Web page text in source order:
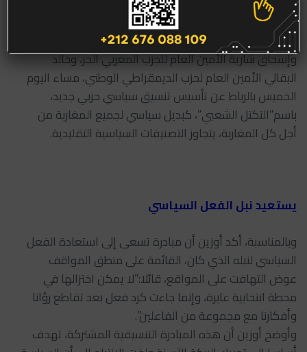
صليحة بجراف
أعلن كل من محمد أوزين الأمين العام لحزب الحركة الشعبية،
وإسحاق شارية الأمين العام للحزب المغربي الحر، وخالد
البقالي الأمين العام لحزب الديمقراطي الوطني، مساء اليوم
الخميس بالرباط عن تأسيس تنسيق سياسي حزبي جديد،
باسم”التكتل الشعبي”، كبديل سياسي لجميع المغاربة من
أجل كل المغاربة، يتجاوز التصنيفات السياسية التقليدية.
يستعيد نبل الفعل السياسي
وبالمناسبة، أكد أوزين أن مبادرة تسعى إلى استعادة الفعل
السياسي لنبله الذي كان، القائمة على منطق المواقف
عوض التهافت على المواقع، قائلا:”لا يمكن اختزالها في
محطة انتخابية عابرة، وإنما جاءت كرد فعل بعد تقاطع رؤانا
وأفكارنا مع مجموعة من الفاعلين”.
وأوضح أوزين أن هذه المبادرة التنسيقية المشتركة، تهدف